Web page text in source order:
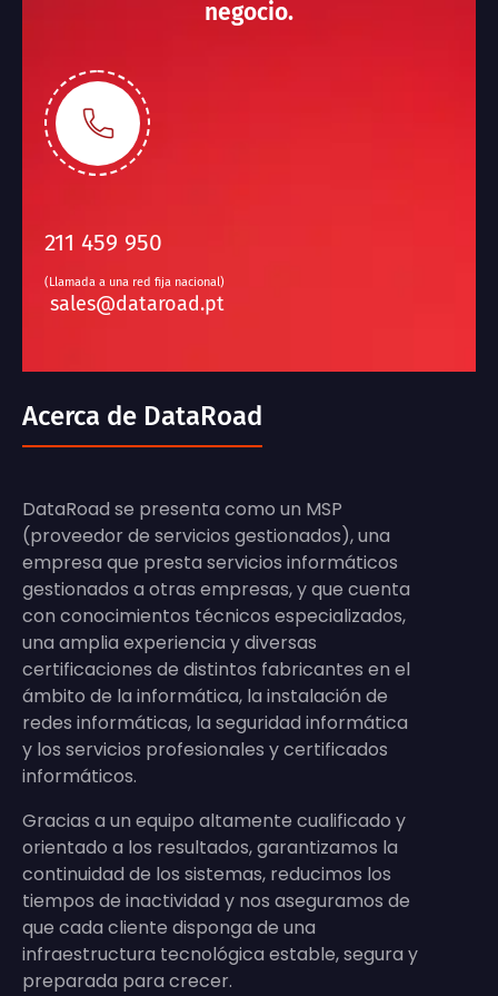
negocio.
211 459 950
(Llamada a una red fija nacional)
sales@dataroad.pt
Acerca de DataRoad
DataRoad se presenta como un MSP
(proveedor de servicios gestionados), una
empresa que presta servicios informáticos
gestionados a otras empresas, y que cuenta
con conocimientos técnicos especializados,
una amplia experiencia y diversas
certificaciones de distintos fabricantes en el
ámbito de la informática, la instalación de
redes informáticas, la seguridad informática
y los servicios profesionales y certificados
informáticos.
Gracias a un equipo altamente cualificado y
orientado a los resultados, garantizamos la
continuidad de los sistemas, reducimos los
tiempos de inactividad y nos aseguramos de
que cada cliente disponga de una
infraestructura tecnológica estable, segura y
preparada para crecer.